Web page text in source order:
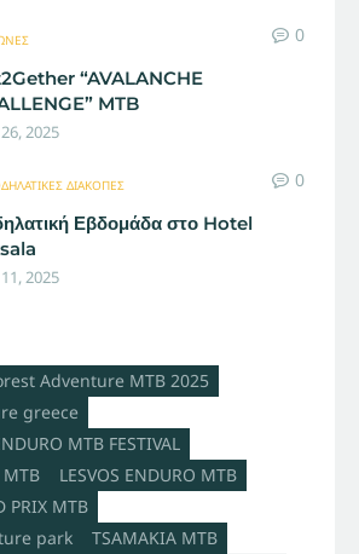
0
“AVALANCHE
MTB
2025
ΔΙΑΚΟΠΈΣ
0
Εβδομάδα στο Hotel
2025
Adventure MTB 2025
greece
MTB FESTIVAL
MTB
LESVOS ENDURO MTB
PRIX MTB
park
TSAMAKIA MTB